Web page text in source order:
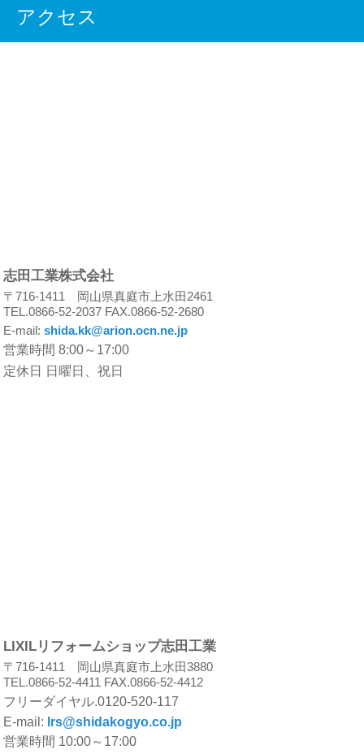
アクセス
志田工業株式会社
〒716-1411 岡山県真庭市上水田2461
TEL.0866-52-2037 FAX.0866-52-2680
E-mail:shida.kk@arion.ocn.ne.jp
営業時間 8:00～17:00
定休日 日曜日、祝日
LIXILリフォームショップ志田工業
〒716-1411 岡山県真庭市上水田3880
TEL.0866-52-4411 FAX.0866-52-4412
フリーダイヤル.0120-520-117
E-mail: lrs@shidakogyo.co.jp
営業時間 10:00～17:00